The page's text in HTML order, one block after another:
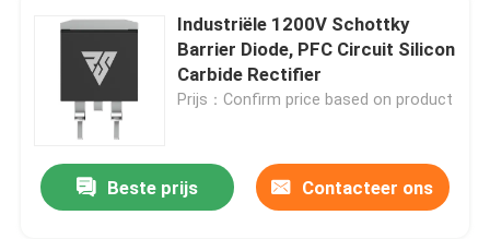
Industriële 1200V Schottky
Barrier Diode, PFC Circuit Silicon
Carbide Rectifier
Prijs：Confirm price based on product
Beste prijs Contacteer ons